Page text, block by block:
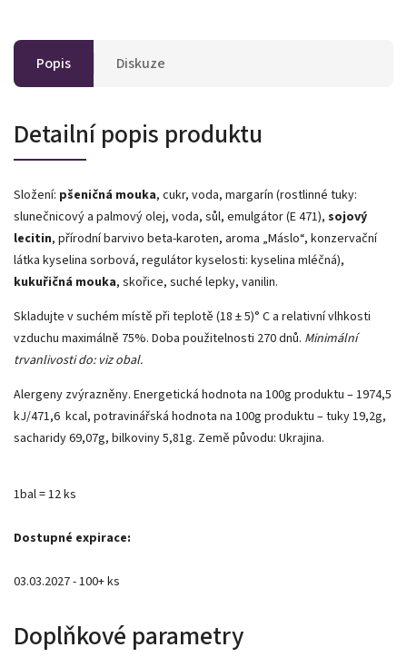
Popis Diskuze
Detailní popis produktu
Složení: pšeničná mouka, cukr, voda, margarín (rostlinné tuky:
slunečnicový a palmový olej, voda, sůl, emulgátor (E 471), sojový
lecitin, přírodní barvivo beta-karoten, aroma „Máslo“, konzervační
látka kyselina sorbová, regulátor kyselosti: kyselina mléčná),
kukuřičná mouka, skořice, suché lepky, vanilin.
Skladujte v suchém místě při teplotě (18 ± 5)° C a relativní vlhkosti
vzduchu maximálně 75%. Doba použitelnosti 270 dnů. Minimální
trvanlivosti do: viz obal.
Alergeny zvýrazněny. Energetická hodnota na 100g produktu – 1974,5
kJ/471,6 kcal, potravinářská hodnota na 100g produktu – tuky 19,2g,
sacharidy 69,07g, bilkoviny 5,81g. Země původu: Ukrajina.
1bal = 12 ks
Dostupné expirace:
03.03.2027 - 100+ ks
Doplňkové parametry